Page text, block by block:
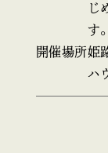
じ
す。
開催場所姫
ハ